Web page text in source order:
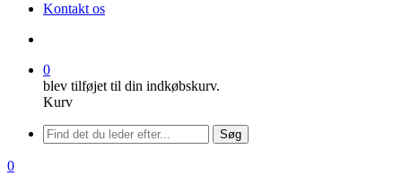
Kontakt os
0
blev tilføjet til din indkøbskurv.
Kurv
Menu
Søg
søge
0